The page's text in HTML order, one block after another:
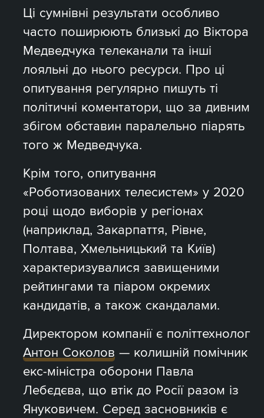
Ці сумнівні результати особливо
часто поширюють близькі до Віктора
Медведчука телеканали та інші
лояльні до нього ресурси. Про ці
опитування регулярно пишуть ті
політичні коментатори, що за дивним
збігом обставин паралельно піарять
того ж Медведчука.
Крім того, опитування
«Роботизованих телесистем» у 2020
році щодо виборів у регіонах
(наприклад, Закарпаття, Рівне,
Полтава, Хмельницький та Київ)
характеризувалися завищеними
рейтингами та піаром окремих
кандидатів, а також скандалами.
Директором компанії є політтехнолог
Антон Соколов — колишній помічник
екс-міністра оборони Павла
Лебєдєва, що втік до Росії разом із
Януковичем. Серед засновників є